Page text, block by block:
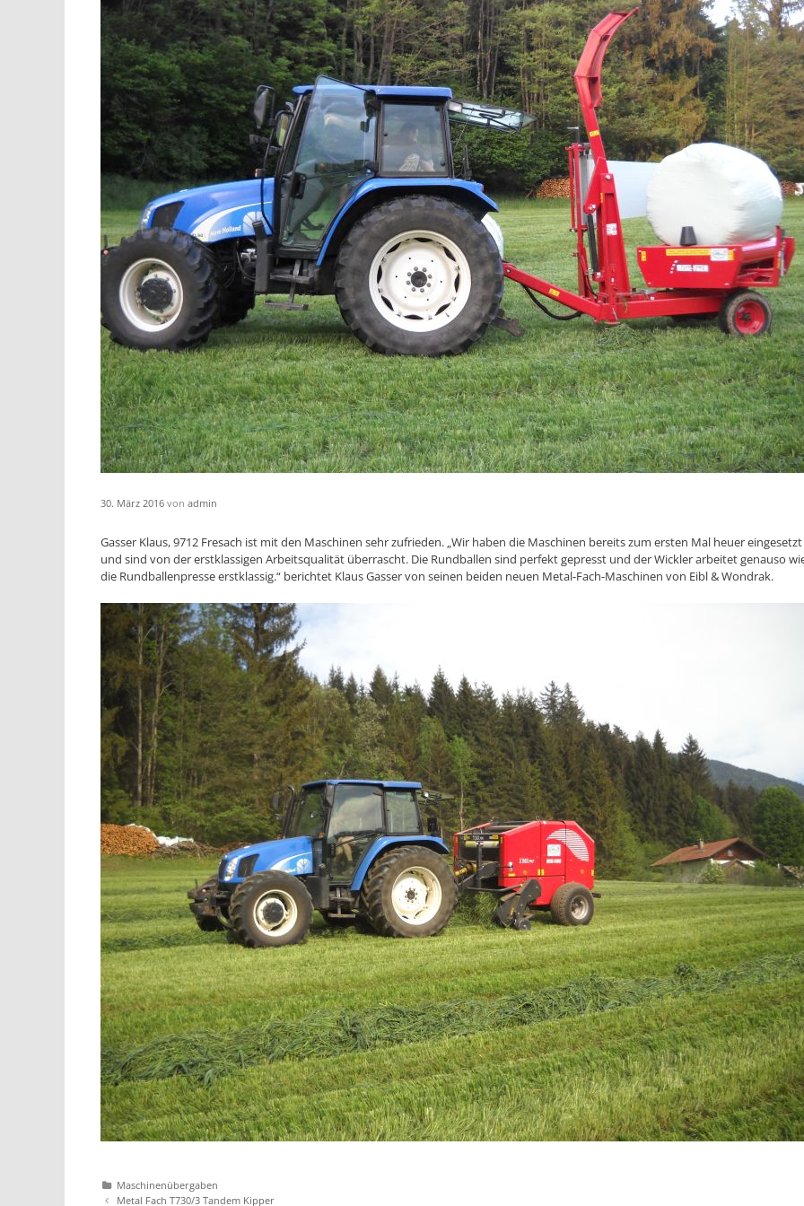
30. März 2016 von admin
Gasser Klaus, 9712 Fresach ist mit den Maschinen sehr zufrieden. „Wir haben die Maschinen bereits zum ersten Mal heuer eingesetzt
und sind von der erstklassigen Arbeitsqualität überrascht. Die Rundballen sind perfekt gepresst und der Wickler arbeitet genauso
die Rundballenpresse erstklassig.“ berichtet Klaus Gasser von seinen beiden neuen Metal-Fach-Maschinen von Eibl & Wondrak.
Katgeorien
Maschinenübergaben
Artikel-Metal Fach T730/3 Tandem Kipper